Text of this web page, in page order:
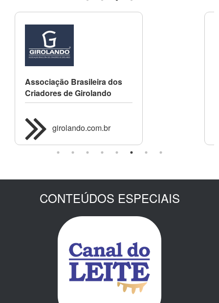
Associação Brasileira dos
Criadores de Girolando
girolando.com.br
CONTEÚDOS ESPECIAIS